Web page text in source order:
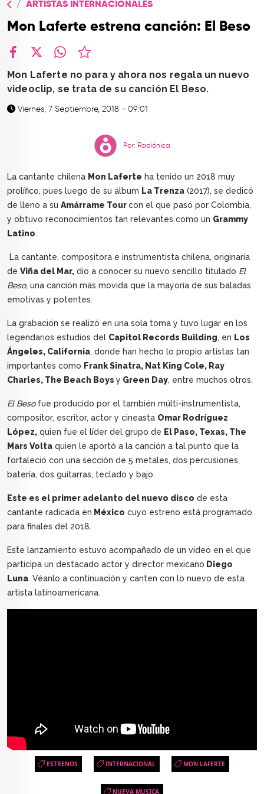
TOP
QUIÉNES SOMOS
CONTACTO
ARTISTAS INTERNACIONALES
Mon Laferte estrena canción: El Beso
Mon Laferte no para y ahora nos regala un nuevo
videoclip, se trata de su canción El Beso.
Viernes, 7 Septiembre, 2018 - 09:01
Por: Radiónica
La cantante chilena Mon Laferte ha tenido un 2018 muy
prolífico, pues luego de su álbum La Trenza (2017), se dedicó
de lleno a su Amárrame Tourcon el que pasó por Colombia,
y obtuvo reconocimientos tan relevantes como un Grammy
Latino.
La cantante, compositora e instrumentista chilena, originaria
de Viña del Mar, dio a conocer su nuevo sencillo titulado El
Beso, una canción más movida que la mayoría de sus baladas
emotivas y potentes.
La grabación se realizó en una sola toma y tuvo lugar en los
legendarios estudios del Capitol Records Building, en Los
Ángeles, California, donde han hecho lo propio artistas tan
importantes como Frank Sinatra, Nat King Cole, Ray
Charles, The Beach Boys y Green Day, entre muchos otros.
El Beso fue producido por el también múlti-instrumentista,
compositor, escritor, actor y cineasta Omar Rodríguez
López, quien fue el líder del grupo de El Paso, Texas, The
Mars Volta quien le aportó a la canción a tal punto que la
fortaleció con una sección de 5 metales, dos percusiones,
batería, dos guitarras, teclado y bajo.
Este es el primer adelanto del nuevo disco de esta
cantante radicada en México cuyo estreno está programado
para finales del 2018.
Este lanzamiento estuvo acompañado de un video en el que
participa un destacado actor y director mexicano Diego
Luna. Véanlo a continuación y canten con lo nuevo de esta
artista latinoamericana.
ESTRENOS INTERNACIONAL MON LAFERTE
NUEVA MUSICA